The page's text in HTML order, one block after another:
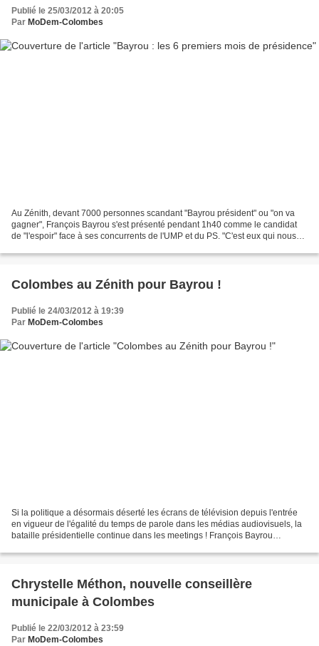
Publié le 25/03/2012 à 20:05
Par MoDem-Colombes
Au Zénith, devant 7000 personnes scandant "Bayrou président" ou "on va
gagner", François Bayrou s'est présenté pendant 1h40 comme le candidat
de "l'espoir" face à ses concurrents de l'UMP et du PS. "C'est eux qui nous
Colombes au Zénith pour Bayrou !
Publié le 24/03/2012 à 19:39
Par MoDem-Colombes
Si la politique a désormais déserté les écrans de télévision depuis l'entrée
en vigueur de l'égalité du temps de parole dans les médias audiovisuels, la
bataille présidentielle continue dans les meetings ! François Bayrou
Chrystelle Méthon, nouvelle conseillère
municipale à Colombes
Publié le 22/03/2012 à 23:59
Par MoDem-Colombes